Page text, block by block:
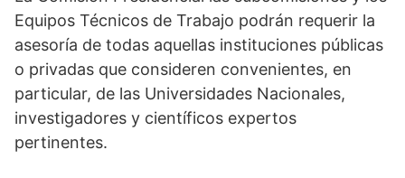
Equipos Técnicos de Trabajo podrán requerir la
asesoría de todas aquellas instituciones públicas
o privadas que consideren convenientes, en
particular, de las Universidades Nacionales,
investigadores y científicos expertos
pertinentes.